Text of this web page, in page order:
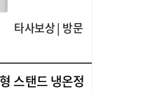
타사보상 | 방문
스탠드 냉온정